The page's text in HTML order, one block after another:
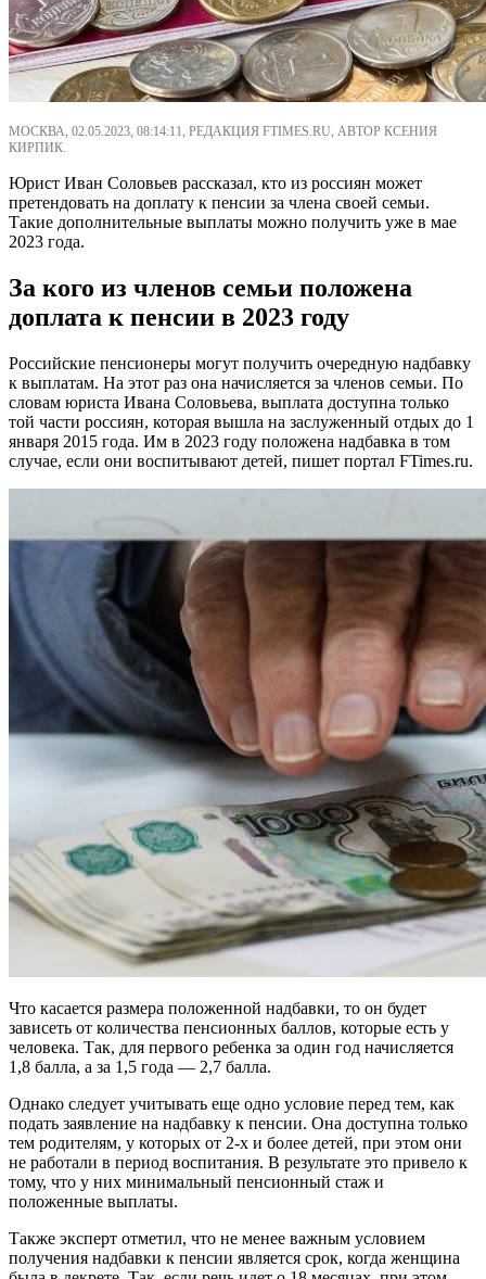
МОСКВА, 02.05.2023, 08:14:11, РЕДАКЦИЯ FTIMES.RU, АВТОР КСЕНИЯ
КИРПИК.
Юрист Иван Соловьев рассказал, кто из россиян может
претендовать на доплату к пенсии за члена своей семьи.
Такие дополнительные выплаты можно получить уже в мае
2023 года.
За кого из членов семьи положена
доплата к пенсии в 2023 году
Российские пенсионеры могут получить очередную надбавку
к выплатам. На этот раз она начисляется за членов семьи. По
словам юриста Ивана Соловьева, выплата доступна только
той части россиян, которая вышла на заслуженный отдых до 1
января 2015 года. Им в 2023 году положена надбавка в том
случае, если они воспитывают детей, пишет портал FTimes.ru.
Что касается размера положенной надбавки, то он будет
зависеть от количества пенсионных баллов, которые есть у
человека. Так, для первого ребенка за один год начисляется
1,8 балла, а за 1,5 года — 2,7 балла.
Однако следует учитывать еще одно условие перед тем, как
подать заявление на надбавку к пенсии. Она доступна только
тем родителям, у которых от 2-х и более детей, при этом они
не работали в период воспитания. В результате это привело к
тому, что у них минимальный пенсионный стаж и
положенные выплаты.
Также эксперт отметил, что не менее важным условием
получения надбавки к пенсии является срок, когда женщина